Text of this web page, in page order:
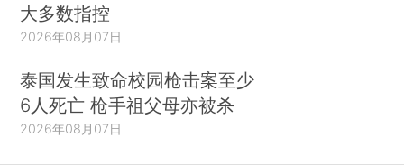
大多数指控
2026年08月07日
泰国发生致命校园枪击案至少
6人死亡 枪手祖父母亦被杀
2026年08月07日